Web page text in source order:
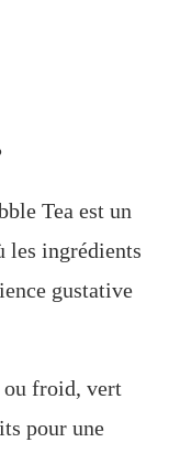
Tea est un
les ingrédients
gustative
ou froid, vert
pour une